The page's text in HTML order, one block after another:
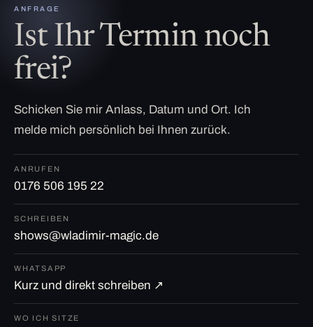
ANFRAGE
Ist Ihr Termin noch
frei?
Schicken Sie mir Anlass, Datum und Ort. Ich
melde mich persönlich bei Ihnen zurück.
ANRUFEN
0176 506 195 22
SCHREIBEN
shows@wladimir-magic.de
WHATSAPP
Kurz und direkt schreiben ↗
WO ICH SITZE